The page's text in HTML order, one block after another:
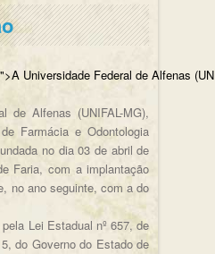
Universidade Federal
de Alfenas (UNIFAL-MG),
Farmácia e Odontologia
no dia 03 de abril de
Faria, com a implantação
no ano seguinte, com a do
Lei Estadual nº 657, de
do Governo do Estado de